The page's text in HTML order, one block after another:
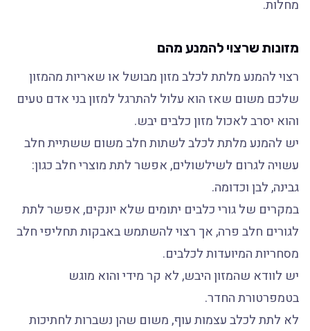
מחלות.
מזונות שרצוי להמנע מהם
רצוי להמנע מלתת לכלב מזון מבושל או שאריות מהמזון
שלכם משום שאז הוא עלול להתרגל למזון בני אדם טעים
והוא יסרב לאכול מזון כלבים יבש.
יש להמנע מלתת לכלב לשתות חלב משום ששתיית חלב
עשויה לגרום לשילשולים, אפשר לתת מוצרי חלב כגון:
גבינה, לבן וכדומה.
במקרים של גורי כלבים יתומים שלא יונקים, אפשר לתת
לגורים חלב פרה, אך רצוי להשתמש באבקות תחליפי חלב
מסחריות המיועדות לכלבים.
יש לוודא שהמזון היבש, לא קר מידי והוא מוגש
בטמפרטורת החדר.
לא לתת לכלב עצמות עוף, משום שהן נשברות לחתיכות